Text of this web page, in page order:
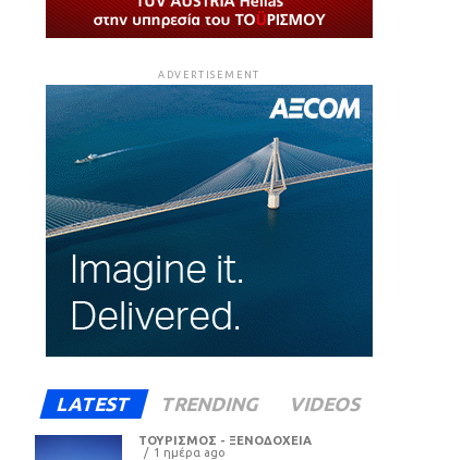
ADVERTISEMENT
LATEST TRENDING VIDEOS
ΤΟΥΡΙΣΜΟΣ - ΞΕΝΟΔΟΧΕΙΑ
1 ημέρα ago